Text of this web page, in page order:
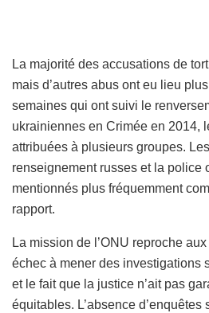
La majorité des accusations de
mais d’autres abus ont eu lieu
semaines qui ont suivi le
ukrainiennes en Crimée en 2014,
attribuées à plusieurs groupes.
renseignement russes et la police
mentionnés plus fréquemment
rapport.
La mission de l’ONU reproche
échec à mener des investigations
et le fait que la justice n’ait pas
équitables. L’absence